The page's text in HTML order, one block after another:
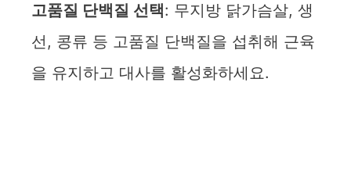
e
o
고품질 단백질 선택: 무지방 닭가슴살, 생
선, 콩류 등 고품질 단백질을 섭취해 근육
을 유지하고 대사를 활성화하세요.